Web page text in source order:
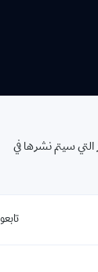
سيتم نشرها في